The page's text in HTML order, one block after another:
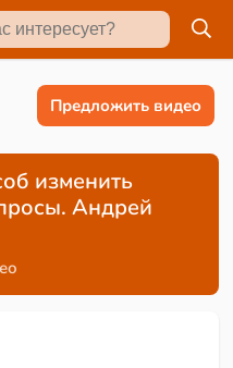
Предложить видео
изменить
Андрей